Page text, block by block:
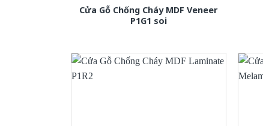
Cửa Gỗ Chống Cháy MDF Veneer
P1G1 soi